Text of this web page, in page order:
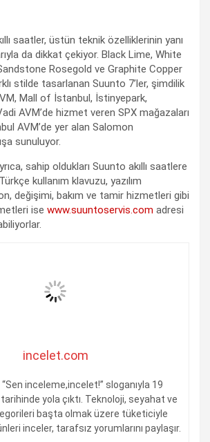
saatler, üstün teknik özelliklerinin yanı
da dikkat çekiyor. Black Lime, White
Rosegold ve Graphite Copper
stilde tasarlanan Suunto 7’ler, şimdilik
Mall of İstanbul, İstinyepark,
AVM’de hizmet veren SPX mağazaları
AVM’de yer alan Salomon
sunuluyor.
sahip oldukları Suunto akıllı saatlere
kullanım klavuzu, yazılım
değişimi, bakım ve tamir hizmetleri gibi
ise www.suuntoservis.com adresi
incelet.com
inceleme,incelet!” sloganıyla 19
yola çıktı. Teknoloji, seyahat ve
başta olmak üzere tüketiciyle
inceler, tarafsız yorumlarını paylaşır.